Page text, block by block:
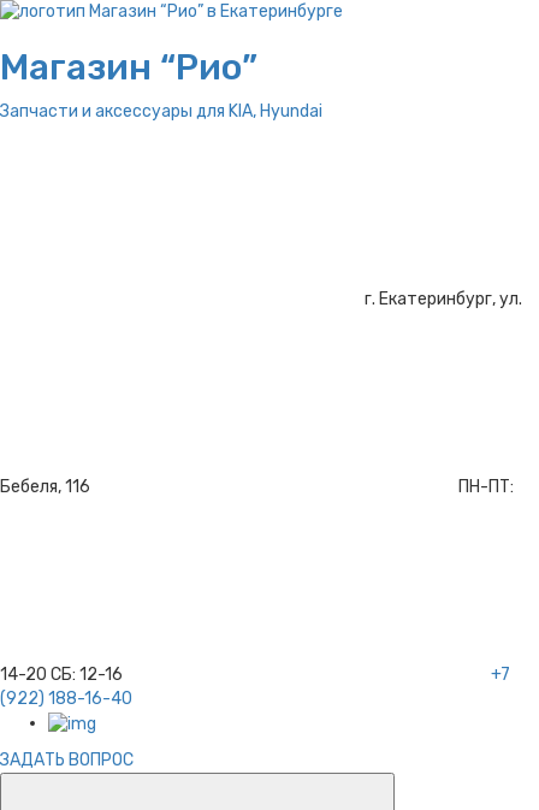
Магазин “Рио”
Запчасти и аксессуары для KIA, Hyundai
г. Екатеринбург, ул.
Бебеля, 116 ПН-ПТ:
14-20 СБ: 12-16
+7
(922) 188-16-40
ЗАДАТЬ ВОПРОС